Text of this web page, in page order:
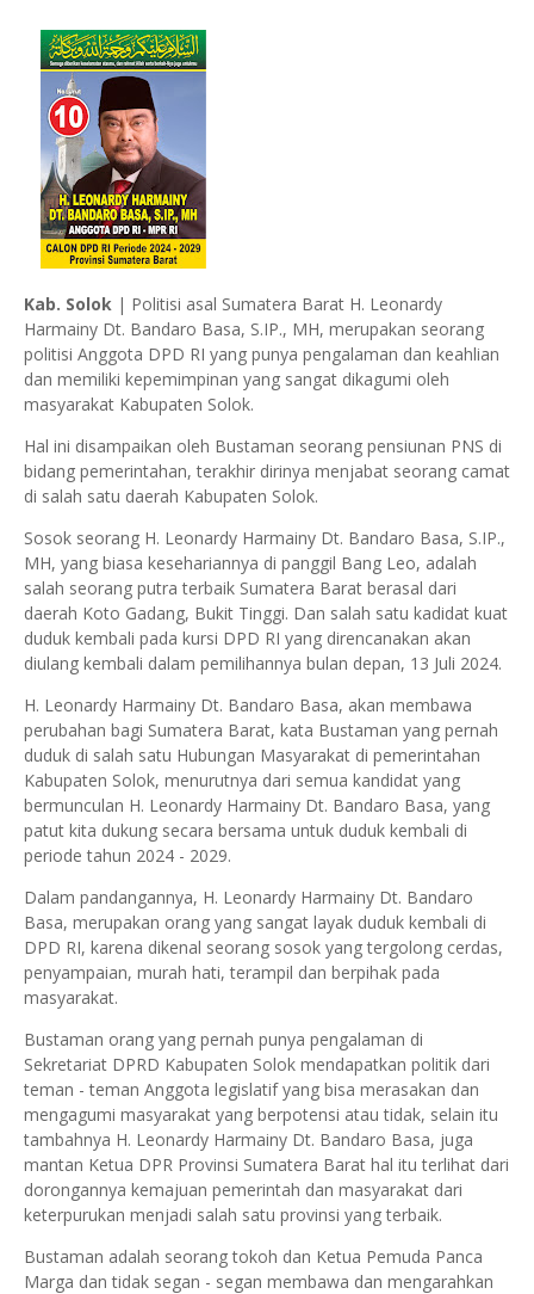
Kab. Solok | Politisi asal Sumatera Barat H. Leonardy
Harmainy Dt. Bandaro Basa, S.IP., MH, merupakan seorang
politisi Anggota DPD RI yang punya pengalaman dan keahlian
dan memiliki kepemimpinan yang sangat dikagumi oleh
masyarakat Kabupaten Solok.
Hal ini disampaikan oleh Bustaman seorang pensiunan PNS di
bidang pemerintahan, terakhir dirinya menjabat seorang camat
di salah satu daerah Kabupaten Solok.
Sosok seorang H. Leonardy Harmainy Dt. Bandaro Basa, S.IP.,
MH, yang biasa kesehariannya di panggil Bang Leo, adalah
salah seorang putra terbaik Sumatera Barat berasal dari
daerah Koto Gadang, Bukit Tinggi. Dan salah satu kadidat kuat
duduk kembali pada kursi DPD RI yang direncanakan akan
diulang kembali dalam pemilihannya bulan depan, 13 Juli 2024.
H. Leonardy Harmainy Dt. Bandaro Basa, akan membawa
perubahan bagi Sumatera Barat, kata Bustaman yang pernah
duduk di salah satu Hubungan Masyarakat di pemerintahan
Kabupaten Solok, menurutnya dari semua kandidat yang
bermunculan H. Leonardy Harmainy Dt. Bandaro Basa, yang
patut kita dukung secara bersama untuk duduk kembali di
periode tahun 2024 - 2029.
Dalam pandangannya, H. Leonardy Harmainy Dt. Bandaro
Basa, merupakan orang yang sangat layak duduk kembali di
DPD RI, karena dikenal seorang sosok yang tergolong cerdas,
penyampaian, murah hati, terampil dan berpihak pada
masyarakat.
Bustaman orang yang pernah punya pengalaman di
Sekretariat DPRD Kabupaten Solok mendapatkan politik dari
teman - teman Anggota legislatif yang bisa merasakan dan
mengagumi masyarakat yang berpotensi atau tidak, selain itu
tambahnya H. Leonardy Harmainy Dt. Bandaro Basa, juga
mantan Ketua DPR Provinsi Sumatera Barat hal itu terlihat dari
dorongannya kemajuan pemerintah dan masyarakat dari
keterpurukan menjadi salah satu provinsi yang terbaik.
Bustaman adalah seorang tokoh dan Ketua Pemuda Panca
Marga dan tidak segan - segan membawa dan mengarahkan